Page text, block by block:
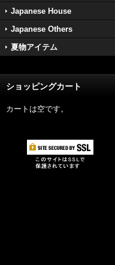
Japanese House
Japanese Others
夏物アイテム
ショッピングカート
カートは空です。